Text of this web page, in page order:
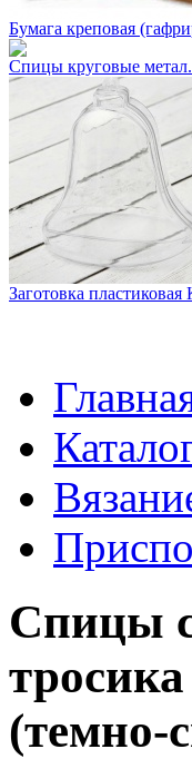
Бумага креповая
Спицы круговые
Заготовка
Спицы
(темно-